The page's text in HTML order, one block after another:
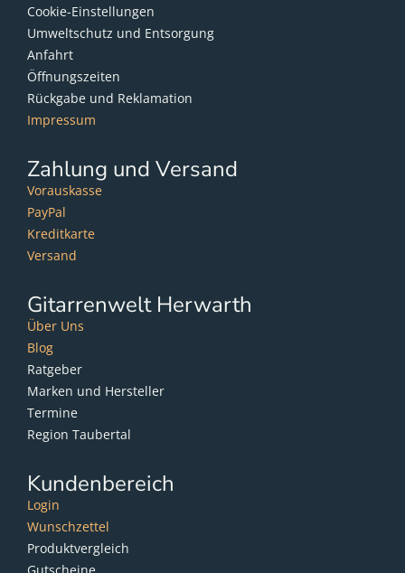
Cookie-Einstellungen
Umweltschutz und Entsorgung
Anfahrt
Öffnungszeiten
Rückgabe und Reklamation
Impressum
Zahlung und Versand
Vorauskasse
PayPal
Kreditkarte
Versand
Gitarrenwelt Herwarth
Über Uns
Blog
Ratgeber
Marken und Hersteller
Termine
Region Taubertal
Kundenbereich
Login
Wunschzettel
Produktvergleich